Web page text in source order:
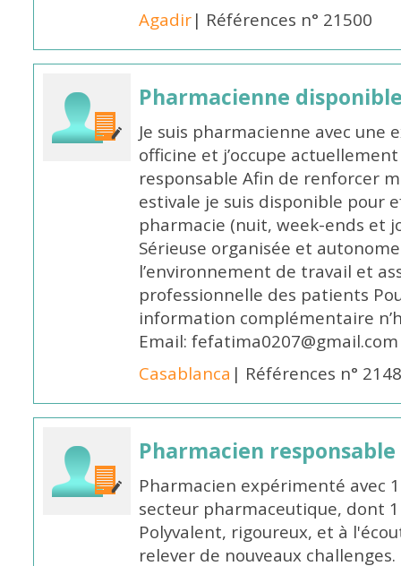
Agadir| Références n° 21500
Pharmacienne
Je suis pharmacienne avec
officine et j’occupe
responsable Afin de renforcer
estivale je suis disponible pour
pharmacie (nuit, week-ends et
Sérieuse organisée et
l’environnement de travail et
professionnelle des patients
information complémentaire
Email: fefatima0207@gmail.com
Casablanca | Références n°
Pharmacien responsable
Pharmacien expérimenté avec
secteur pharmaceutique, dont
Polyvalent, rigoureux, et à
relever de nouveaux